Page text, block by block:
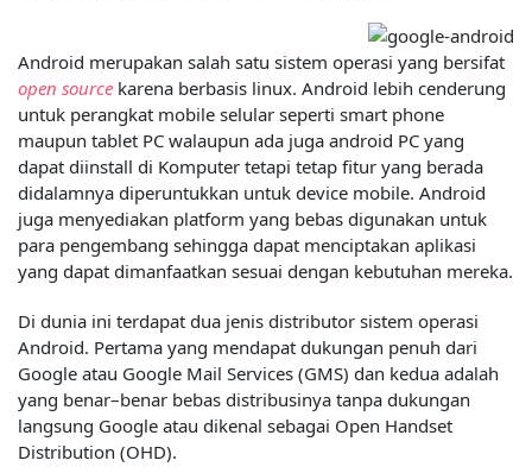
Android merupakan salah satu sistem operasi yang bersifat
open source karena berbasis linux. Android lebih cenderung
untuk perangkat mobile selular seperti smart phone
maupun tablet PC walaupun ada juga android PC yang
dapat diinstall di Komputer tetapi tetap fitur yang berada
didalamnya diperuntukkan untuk device mobile. Android
juga menyediakan platform yang bebas digunakan untuk
para pengembang sehingga dapat menciptakan aplikasi
yang dapat dimanfaatkan sesuai dengan kebutuhan mereka.
Di dunia ini terdapat dua jenis distributor sistem operasi
Android. Pertama yang mendapat dukungan penuh dari
Google atau Google Mail Services (GMS) dan kedua adalah
yang benar–benar bebas distribusinya tanpa dukungan
langsung Google atau dikenal sebagai Open Handset
Distribution (OHD).